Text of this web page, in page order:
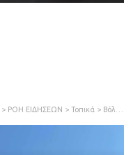
> ΡΟΗ ΕΙΔΗΣΕΩΝ > Τοπικά > Βόλος